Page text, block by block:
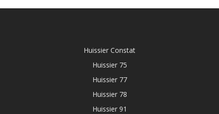
Huissier Constat
Huissier 75
Huissier 77
Huissier 78
Huissier 91